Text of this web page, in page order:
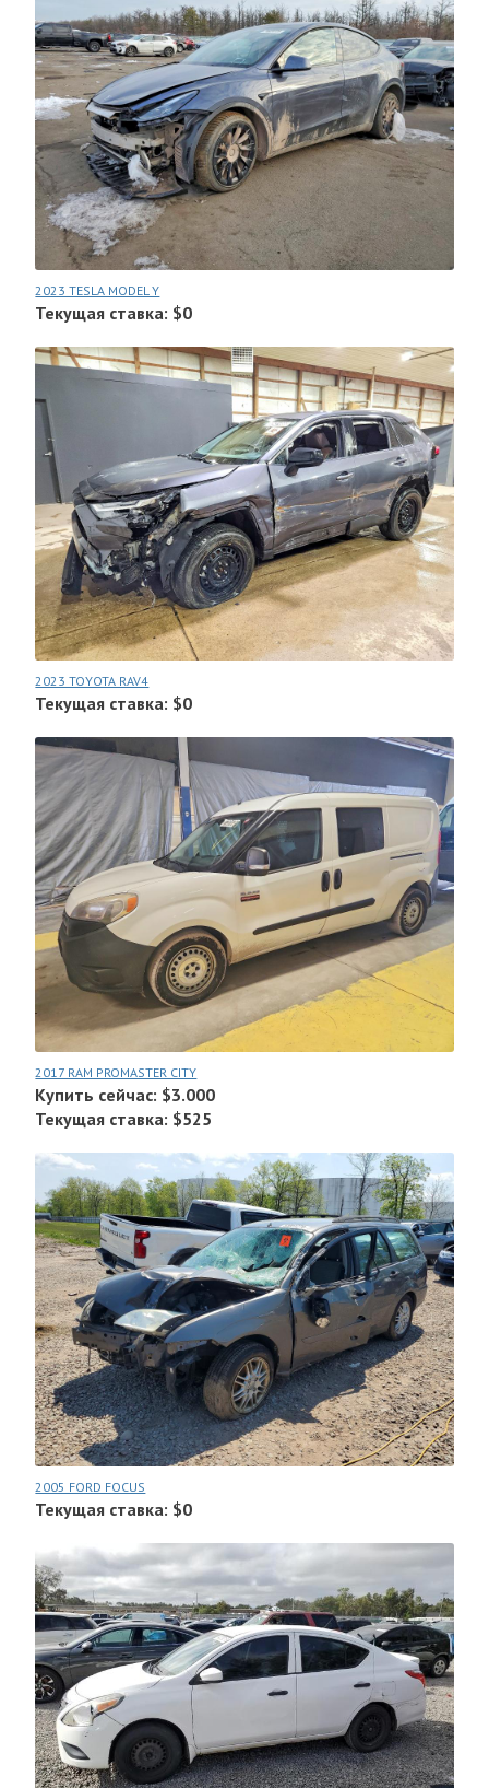
2023 TESLA MODEL Y
Текущая ставка: $0
2023 TOYOTA RAV4
Текущая ставка: $0
2017 RAM PROMASTER CITY
Купить сейчас: $3.000
Текущая ставка: $525
2005 FORD FOCUS
Текущая ставка: $0